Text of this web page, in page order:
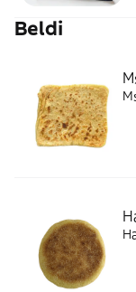
Beldi